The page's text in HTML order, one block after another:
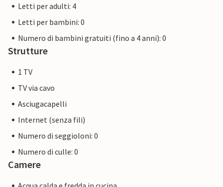
Letti per adulti: 4
Letti per bambini: 0
Numero di bambini gratuiti (fino a 4 anni): 0
Strutture
1 TV
TV via cavo
Asciugacapelli
Internet (senza fili)
Numero di seggioloni: 0
Numero di culle: 0
Camere